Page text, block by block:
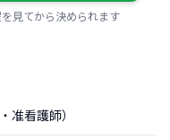
見てから決められます
准看護師）